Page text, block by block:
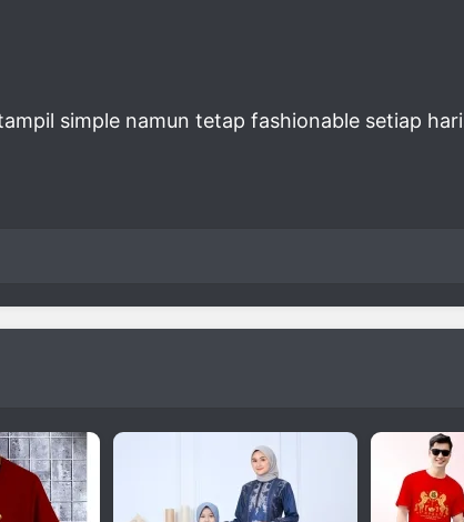
simple namun tetap fashionable setiap